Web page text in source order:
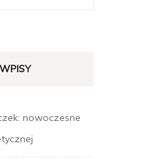
nowoczesne